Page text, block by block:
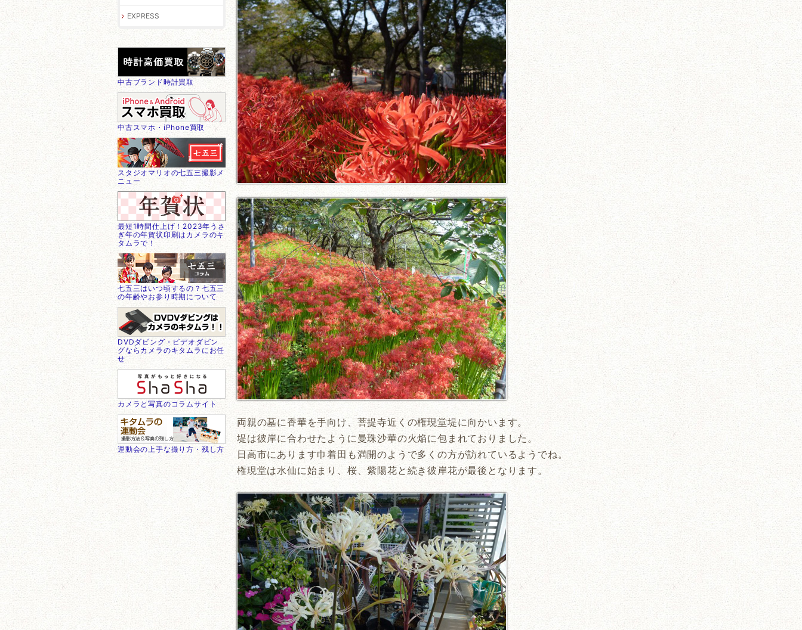
両親の墓に香華を手向け、菩提寺近くの権現堂堤に向かいます。
堤は彼岸に合わせたように曼珠沙華の火焔に包まれておりました。
日高市にあります巾着田も満開のようで多くの方が訪れているようでね。
権現堂は水仙に始まり、桜、紫陽花と続き彼岸花が最後となります。
EXPRESS
中古ブランド時計買取
中古スマホ・iPhone買取
スタジオマリオの七五三撮影メ
ニュー
最短1時間仕上げ！2023年うさ
ぎ年の年賀状印刷はカメラのキ
タムラで！
七五三はいつ頃するの？七五三
の年齢やお参り時期について
DVDダビング・ビデオダビン
グならカメラのキタムラにお任
せ
カメラと写真のコラムサイト
運動会の上手な撮り方・残し方